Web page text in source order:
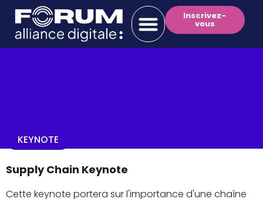
Inscrivez-
vous
KEYNOTE
Supply Chain Keynote
Cette keynote portera sur l'importance d'une chaîne